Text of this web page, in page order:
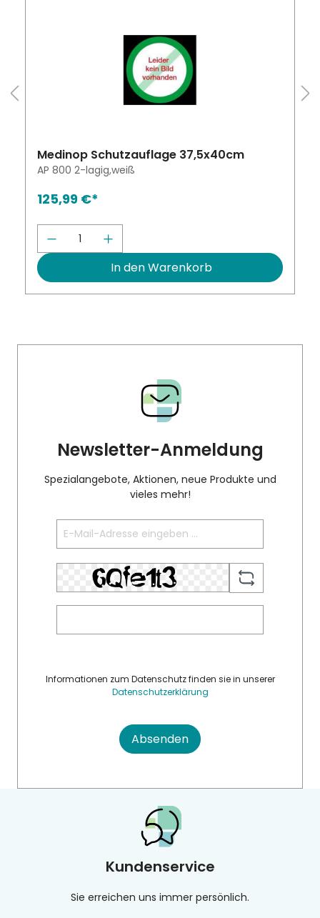
Wert ein oder benutze die
Medinop Schutzauflage 37,5x40cm
AP 800 2-lagig,weiß
125,99 €*
Produkt Anzahl: Gib den
In den Warenkorb
Newsletter-Anmeldung
Spezialangebote, Aktionen, neue Produkte und
vieles mehr!
Informationen zum Datenschutz finden sie in unserer
Datenschutzerklärung
Absenden
Kundenservice
Sie erreichen uns immer persönlich.